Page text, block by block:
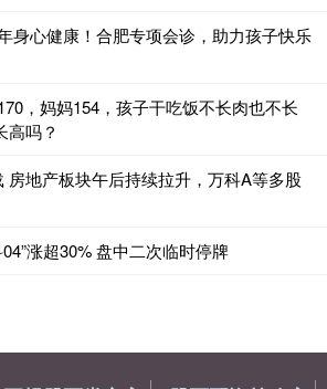
身心健康！合肥专项会诊，助力孩子快乐
，妈妈154，孩子干吃饭不长肉也不长
高吗？
房地产板块午后持续拉升，万科A等多股
涨超30% 盘中二次临时停牌